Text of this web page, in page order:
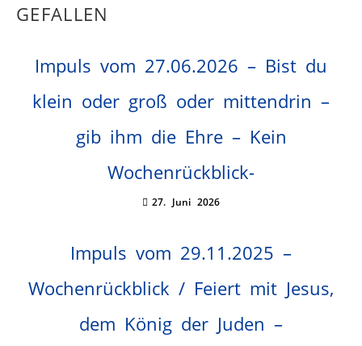
GEFALLEN
Impuls vom 27.06.2026 – Bist du
klein oder groß oder mittendrin –
gib ihm die Ehre – Kein
Wochenrückblick-
27. Juni 2026
Impuls vom 29.11.2025 –
Wochenrückblick / Feiert mit Jesus,
dem König der Juden –